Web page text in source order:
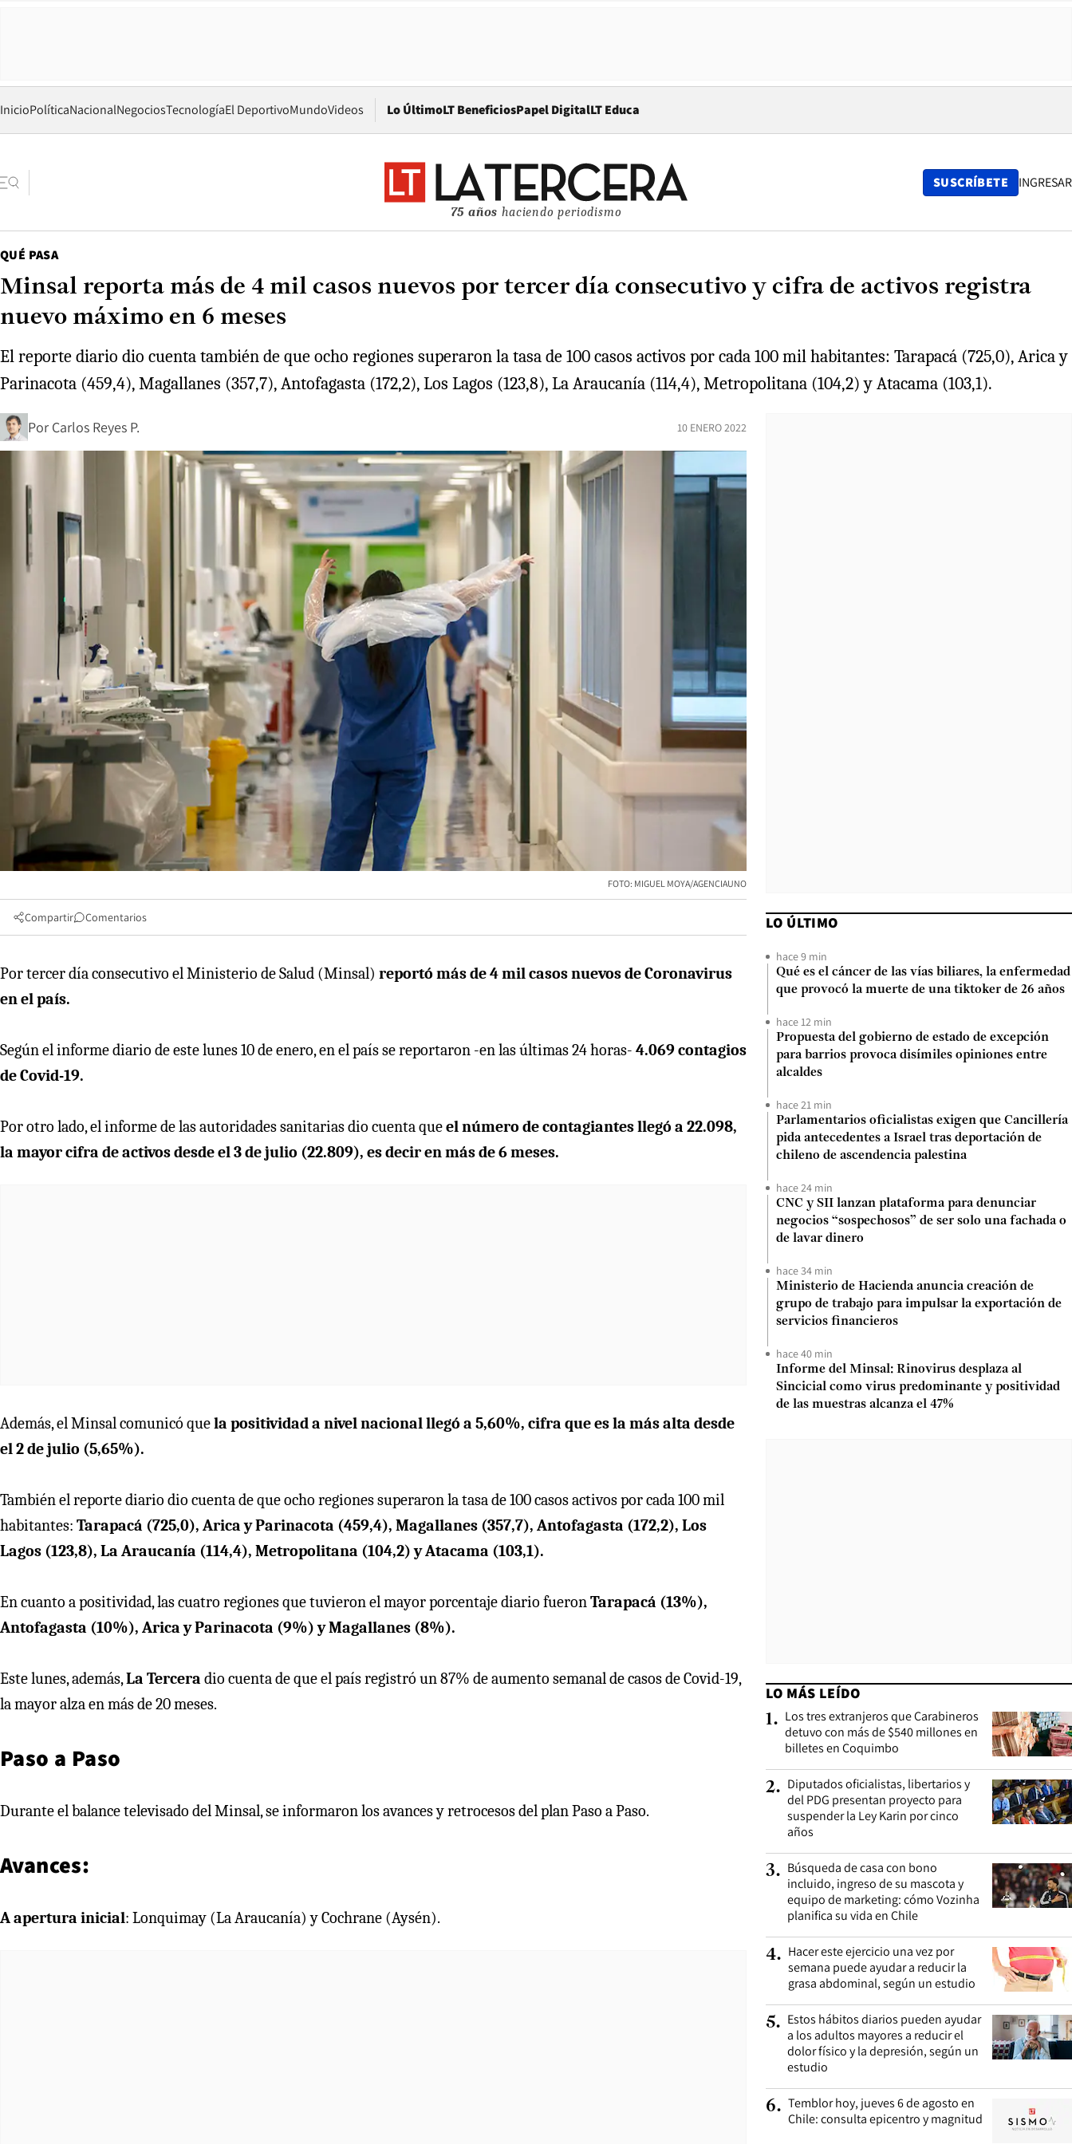
InicioPolíticaNacionalNegociosTecnologíaEl DeportivoMundoVideos Lo ÚltimoLT BeneficiosPapel DigitalOpens in new window
LT Educa
75 años haciendo periodismo
SUSCRÍBETE INGRESAR
QUÉ PASA
Minsal reporta más de 4 mil casos nuevos por tercer día consecutivo y cifra de activos registra
nuevo máximo en 6 meses
El reporte diario dio cuenta también de que ocho regiones superaron la tasa de 100 casos activos por cada 100 mil habitantes: Tarapacá (725,0), Arica y
Parinacota (459,4), Magallanes (357,7), Antofagasta (172,2), Los Lagos (123,8), La Araucanía (114,4), Metropolitana (104,2) y Atacama (103,1).
Por Carlos Reyes P. 10 ENERO 2022
FOTO: MIGUEL MOYA/AGENCIAUNO
Compartir Comentarios
Por tercer día consecutivo el Ministerio de Salud (Minsal) reportó más de 4 mil casos nuevos de Coronavirus
en el país.
Según el informe diario de este lunes 10 de enero, en el país se reportaron -en las últimas 24 horas- 4.069 contagios
de Covid-19.
Por otro lado, el informe de las autoridades sanitarias dio cuenta queel número de contagiantes llegó a 22.098,
la mayor cifra de activos desde el 3 de julio (22.809), es decir en más de 6 meses.
Además, el Minsal comunicó quela positividad a nivel nacional llegó a 5,60%, cifra que es la más alta desde
el 2 de julio (5,65%).
También el reporte diario dio cuenta de que ocho regiones superaron la tasa de 100 casos activos por cada 100 mil
habitantes: Tarapacá (725,0), Arica y Parinacota (459,4), Magallanes (357,7), Antofagasta (172,2), Los
Lagos (123,8), La Araucanía (114,4), Metropolitana (104,2) y Atacama (103,1).
En cuanto a positividad, las cuatro regiones que tuvieron el mayor porcentaje diario fueronTarapacá (13%),
Antofagasta (10%), Arica y Parinacota (9%) y Magallanes (8%).
Este lunes, además,La Tercera dio cuenta de que el país registró un 87% de aumento semanal de casos de Covid-19,
la mayor alza en más de 20 meses.
Paso a Paso
Durante el balance televisado del Minsal, se informaron los avances y retrocesos del plan Paso a Paso.
Avances:
A apertura inicial: Lonquimay (La Araucanía) y Cochrane (Aysén).
LO ÚLTIMO
hace 9 min
Qué es el cáncer de las vías biliares, la enfermedad
que provocó la muerte de una tiktoker de 26 años
hace 12 min
Propuesta del gobierno de estado de excepción
para barrios provoca disímiles opiniones entre
alcaldes
hace 21 min
Parlamentarios oficialistas exigen que Cancillería
pida antecedentes a Israel tras deportación de
chileno de ascendencia palestina
hace 24 min
CNC y SII lanzan plataforma para denunciar
negocios “sospechosos” de ser solo una fachada o
de lavar dinero
hace 34 min
Ministerio de Hacienda anuncia creación de
grupo de trabajo para impulsar la exportación de
servicios financieros
hace 40 min
Informe del Minsal: Rinovirus desplaza al
Sincicial como virus predominante y positividad
de las muestras alcanza el 47%
LO MÁS LEÍDO
1. Los tres extranjeros que Carabineros
detuvo con más de $540 millones en
billetes en Coquimbo
2. Diputados oficialistas, libertarios y
del PDG presentan proyecto para
suspender la Ley Karin por cinco
años
3. Búsqueda de casa con bono
incluido, ingreso de su mascota y
equipo de marketing: cómo Vozinha
planifica su vida en Chile
4. Hacer este ejercicio una vez por
semana puede ayudar a reducir la
grasa abdominal, según un estudio
5. Estos hábitos diarios pueden ayudar
a los adultos mayores a reducir el
dolor físico y la depresión, según un
estudio
6. Temblor hoy, jueves 6 de agosto en
Chile: consulta epicentro y magnitud